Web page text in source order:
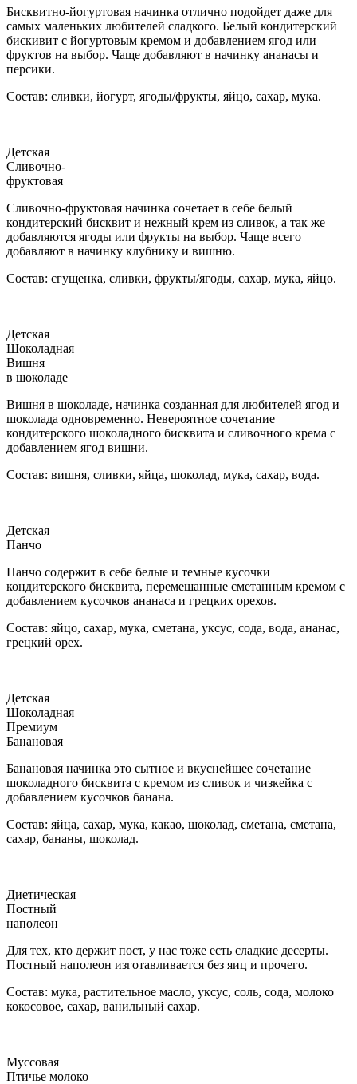
Бисквитно-йогуртовая начинка отлично подойдет даже для
самых маленьких любителей сладкого. Белый кондитерский
бискивит с йогуртовым кремом и добавлением ягод или
фруктов на выбор. Чаще добавляют в начинку ананасы и
персики.
Состав: сливки, йогурт, ягоды/фрукты, яйцо, сахар, мука.
Детская
Сливочно-
фруктовая
Сливочно-фруктовая начинка сочетает в себе белый
кондитерский бисквит и нежный крем из сливок, а так же
добавляются ягоды или фрукты на выбор. Чаще всего
добавляют в начинку клубнику и вишню.
Состав: сгущенка, сливки, фрукты/ягоды, сахар, мука, яйцо.
Детская
Шоколадная
Вишня
в шоколаде
Вишня в шоколаде, начинка созданная для любителей ягод и
шоколада одновременно. Невероятное сочетание
кондитерского шоколадного бисквита и сливочного крема с
добавлением ягод вишни.
Состав: вишня, сливки, яйца, шоколад, мука, сахар, вода.
Детская
Панчо
Панчо содержит в себе белые и темные кусочки
кондитерского бисквита, перемешанные сметанным кремом с
добавлением кусочков ананаса и грецких орехов.
Состав: яйцо, сахар, мука, сметана, уксус, сода, вода, ананас,
грецкий орех.
Детская
Шоколадная
Премиум
Банановая
Банановая начинка это сытное и вкуснейшее сочетание
шоколадного бисквита с кремом из сливок и чизкейка с
добавлением кусочков банана.
Состав: яйца, сахар, мука, какао, шоколад, сметана, сметана,
сахар, бананы, шоколад.
Диетическая
Постный
наполеон
Для тех, кто держит пост, у нас тоже есть сладкие десерты.
Постный наполеон изготавливается без яиц и прочего.
Состав: мука, растительное масло, уксус, соль, сода, молоко
кокосовое, сахар, ванильный сахар.
Муссовая
Птичье молоко